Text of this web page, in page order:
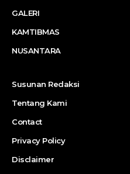
GALERI
KAMTIBMAS
NUSANTARA
Susunan Redaksi
Tentang Kami
Contact
Privacy Policy
Disclaimer